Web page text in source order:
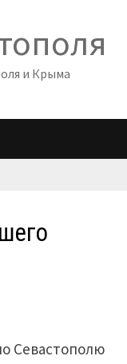
и Крыма
Севастополю